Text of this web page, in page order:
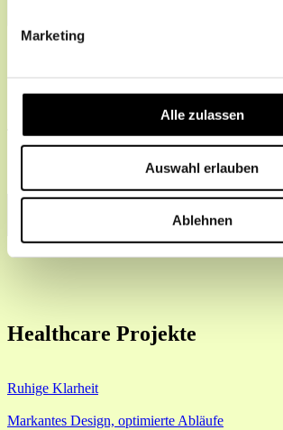
Marketing
Alle zulassen
Auswahl erlauben
Ablehnen
Healthcare Projekte
Ruhige Klarheit
Markantes Design, optimierte Abläufe